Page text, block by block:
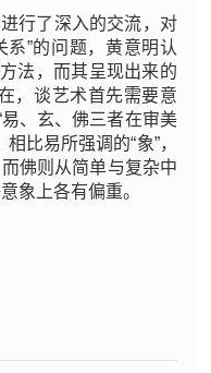
行了深入的交流，对
系”的问题，黄意明认
法，而其呈现出来的
，谈艺术首先需要意
易、玄、佛三者在审美
比易所强调的“象”，
佛则从简单与复杂中
象上各有偏重。